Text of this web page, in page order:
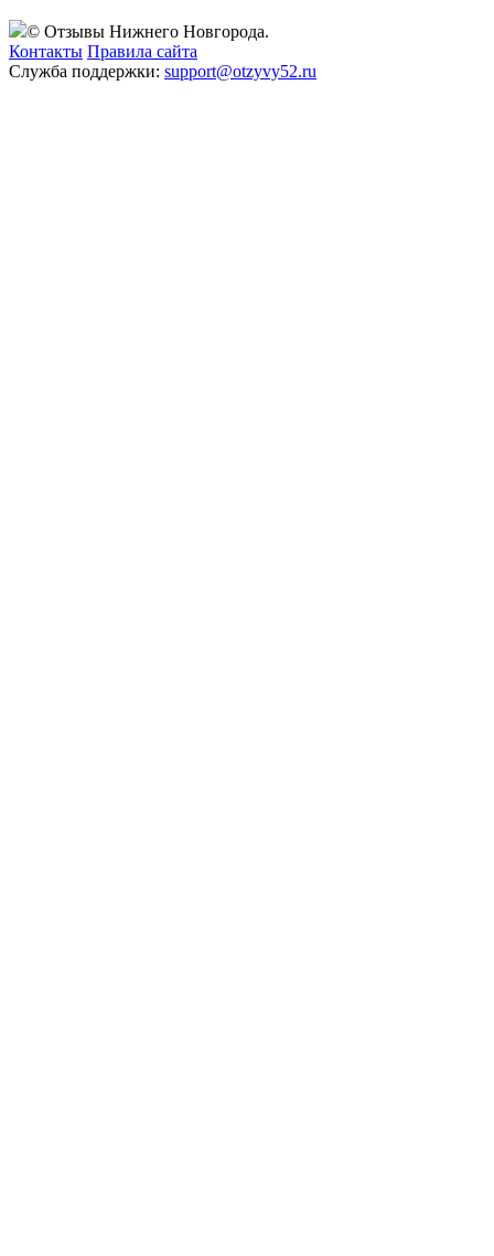
© Отзывы Нижнего Новгорода.
Контакты Правила сайта
Служба поддержки: support@otzyvy52.ru